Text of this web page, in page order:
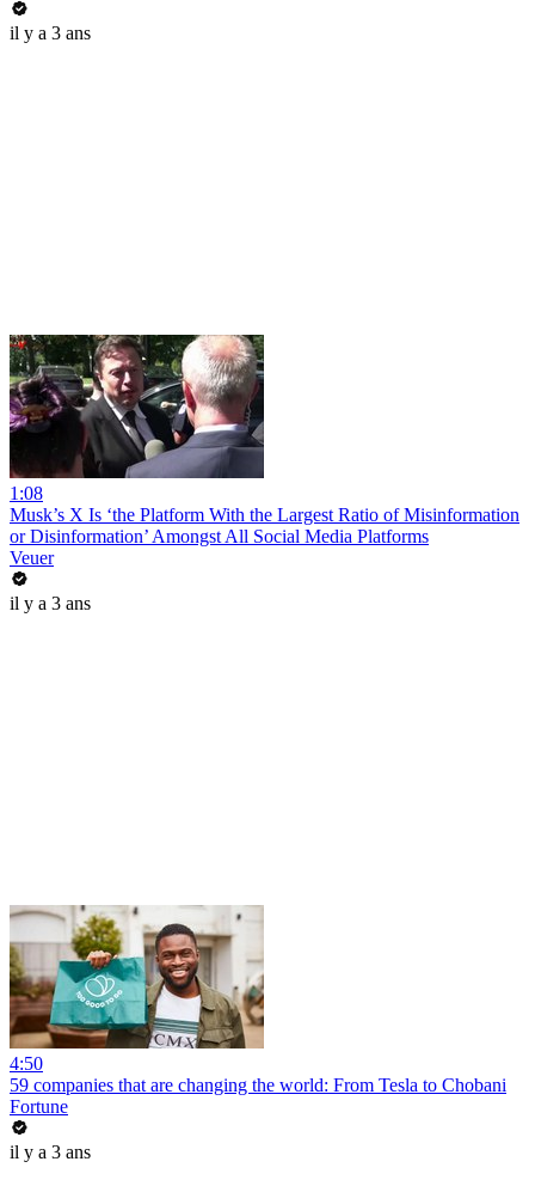
il y a 3 ans
1:08
Musk’s X Is ‘the Platform With the Largest Ratio of Misinformation
or Disinformation’ Amongst All Social Media Platforms
Veuer
il y a 3 ans
4:50
59 companies that are changing the world: From Tesla to Chobani
Fortune
il y a 3 ans